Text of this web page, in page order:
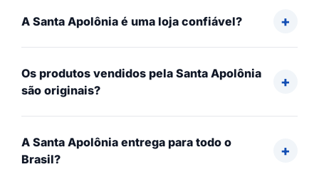
A Santa Apolônia é uma loja confiável?
Os produtos vendidos pela Santa Apolônia
são originais?
A Santa Apolônia entrega para todo o
Brasil?